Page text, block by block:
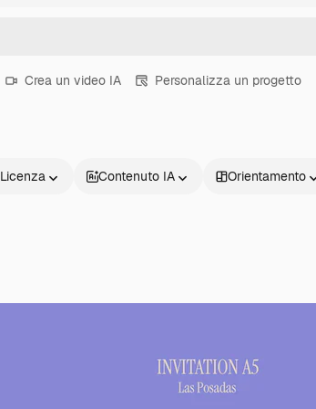
Crea un video IA Personalizza un progetto
Licenza Contenuto IA Orientamento
Prodotti